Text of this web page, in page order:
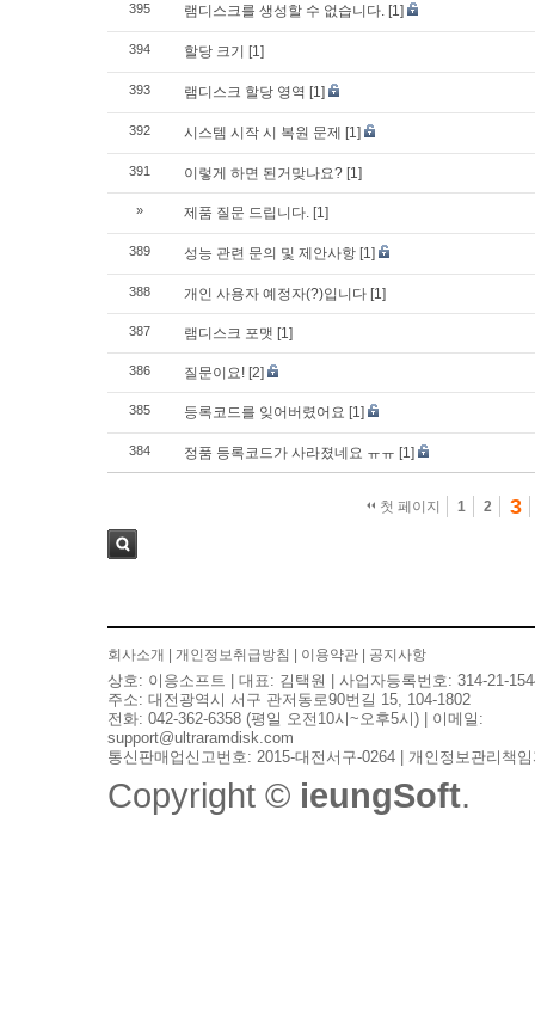
395 램디스크를 생성할 수 없습니다. [1]
394 할당 크기 [1]
393 램디스크 할당 영역 [1]
392 시스템 시작 시 복원 문제 [1]
391 이렇게 하면 된거맞나요? [1]
» 제품 질문 드립니다. [1]
389 성능 관련 문의 및 제안사항 [1]
388 개인 사용자 예정자(?)입니다 [1]
387 램디스크 포맷 [1]
386 질문이요! [2]
385 등록코드를 잊어버렸어요 [1]
384 정품 등록코드가 사라졌네요 ㅠㅠ [1]
첫 페이지 1 2 3
회사소개 개인정보취급방침 이용약관 공지사항
상호: 이응소프트 | 대표: 김택원 | 사업자등록번호: 314-21-
주소: 대전광역시 서구 관저동로90번길 15, 104-1802
전화: 042-362-6358 (평일 오전10시~오후5시) | 이메일:
support@ultraramdisk.com
통신판매업신고번호: 2015-대전서구-0264 | 개인정보관리책
Copyright © ieungSoft.